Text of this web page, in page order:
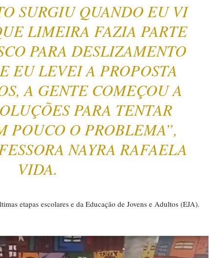
SURGIU QUANDO EU VI
LIMEIRA FAZIA PARTE
PARA DESLIZAMENTO
EU LEVEI A PROPOSTA
A GENTE COMEÇOU A
PARA TENTAR
POUCO O PROBLEMA”,
NAYRA RAFAELA
VIDA.
etapas escolares e da Educação de Jovens e Adultos (EJA).